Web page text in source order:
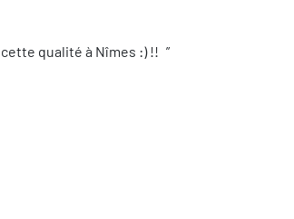
qualité à Nîmes :) !!